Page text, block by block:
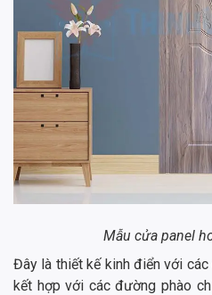
Mẫu cửa panel
Đây là thiết kế kinh điển với
kết hợp với các đường phào